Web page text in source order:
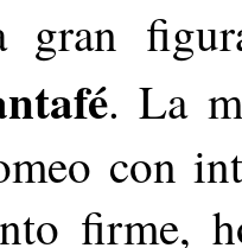
gran
. La
con
firme,